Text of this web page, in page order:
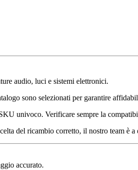
audio, luci e sistemi elettronici.
sono selezionati per garantire
univoco. Verificare sempre la
del ricambio corretto, il nostro team è a
accurato.